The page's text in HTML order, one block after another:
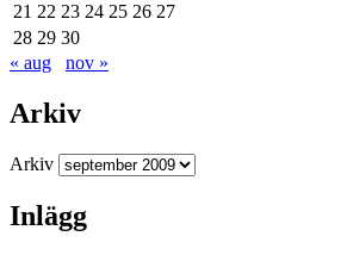
21 22 23 24 25 26 27
28 29 30
« aug
nov »
Arkiv
Arkiv
Inlägg